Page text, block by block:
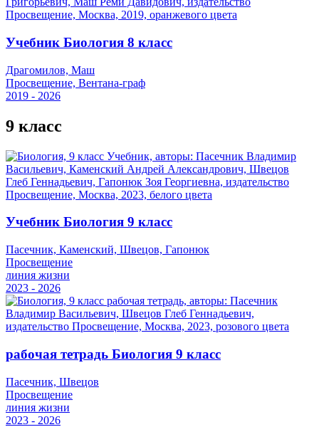
Учебник Биология 8 класс
Драгомилов, Маш
Просвещение, Вентана-граф
2019 - 2026
9 класс
Учебник Биология 9 класс
Пасечник, Каменский, Швецов, Гапонюк
Просвещение
линия жизни
2023 - 2026
рабочая тетрадь Биология 9 класс
Пасечник, Швецов
Просвещение
линия жизни
2023 - 2026